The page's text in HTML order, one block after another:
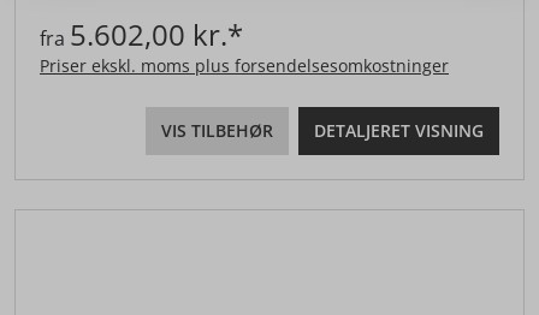
fra 5.602,00 kr.*
Priser ekskl. moms plus forsendelsesomkostninger
VIS TILBEHØR DETALJERET VISNING